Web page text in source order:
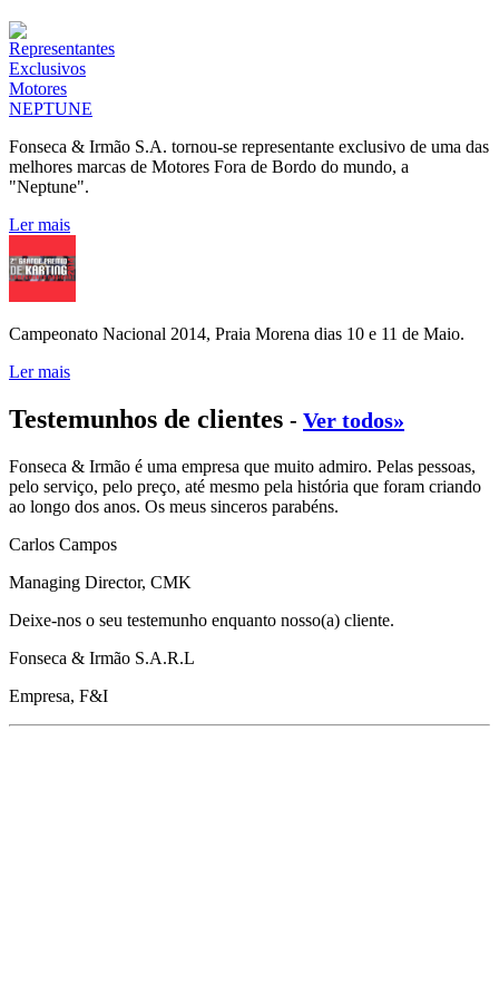
Fonseca & Irmão S.A. tornou-se representante exclusivo de uma das
melhores marcas de Motores Fora de Bordo do mundo, a
"Neptune".
Ler mais
Campeonato Nacional 2014, Praia Morena dias 10 e 11 de Maio.
Ler mais
Testemunhos de clientes - Ver todos»
Fonseca & Irmão é uma empresa que muito admiro. Pelas pessoas,
pelo serviço, pelo preço, até mesmo pela história que foram criando
ao longo dos anos. Os meus sinceros parabéns.
Carlos Campos
Managing Director, CMK
Deixe-nos o seu testemunho enquanto nosso(a) cliente.
Fonseca & Irmão S.A.R.L
Empresa, F&I